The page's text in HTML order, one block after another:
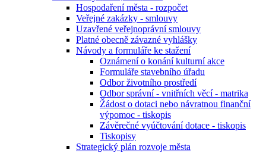
Hospodaření města - rozpočet
Veřejné zakázky - smlouvy
Uzavřené veřejnoprávní smlouvy
Platné obecně závazné vyhlášky
Návody a formuláře ke stažení
Oznámení o konání kulturní akce
Formuláře stavebního úřadu
Odbor životního prostředí
Odbor správní - vnitřních věcí - matrika
Žádost o dotaci nebo návratnou finanční
výpomoc - tiskopis
Závěrečné vyúčtování dotace - tiskopis
Tiskopisy
Strategický plán rozvoje města